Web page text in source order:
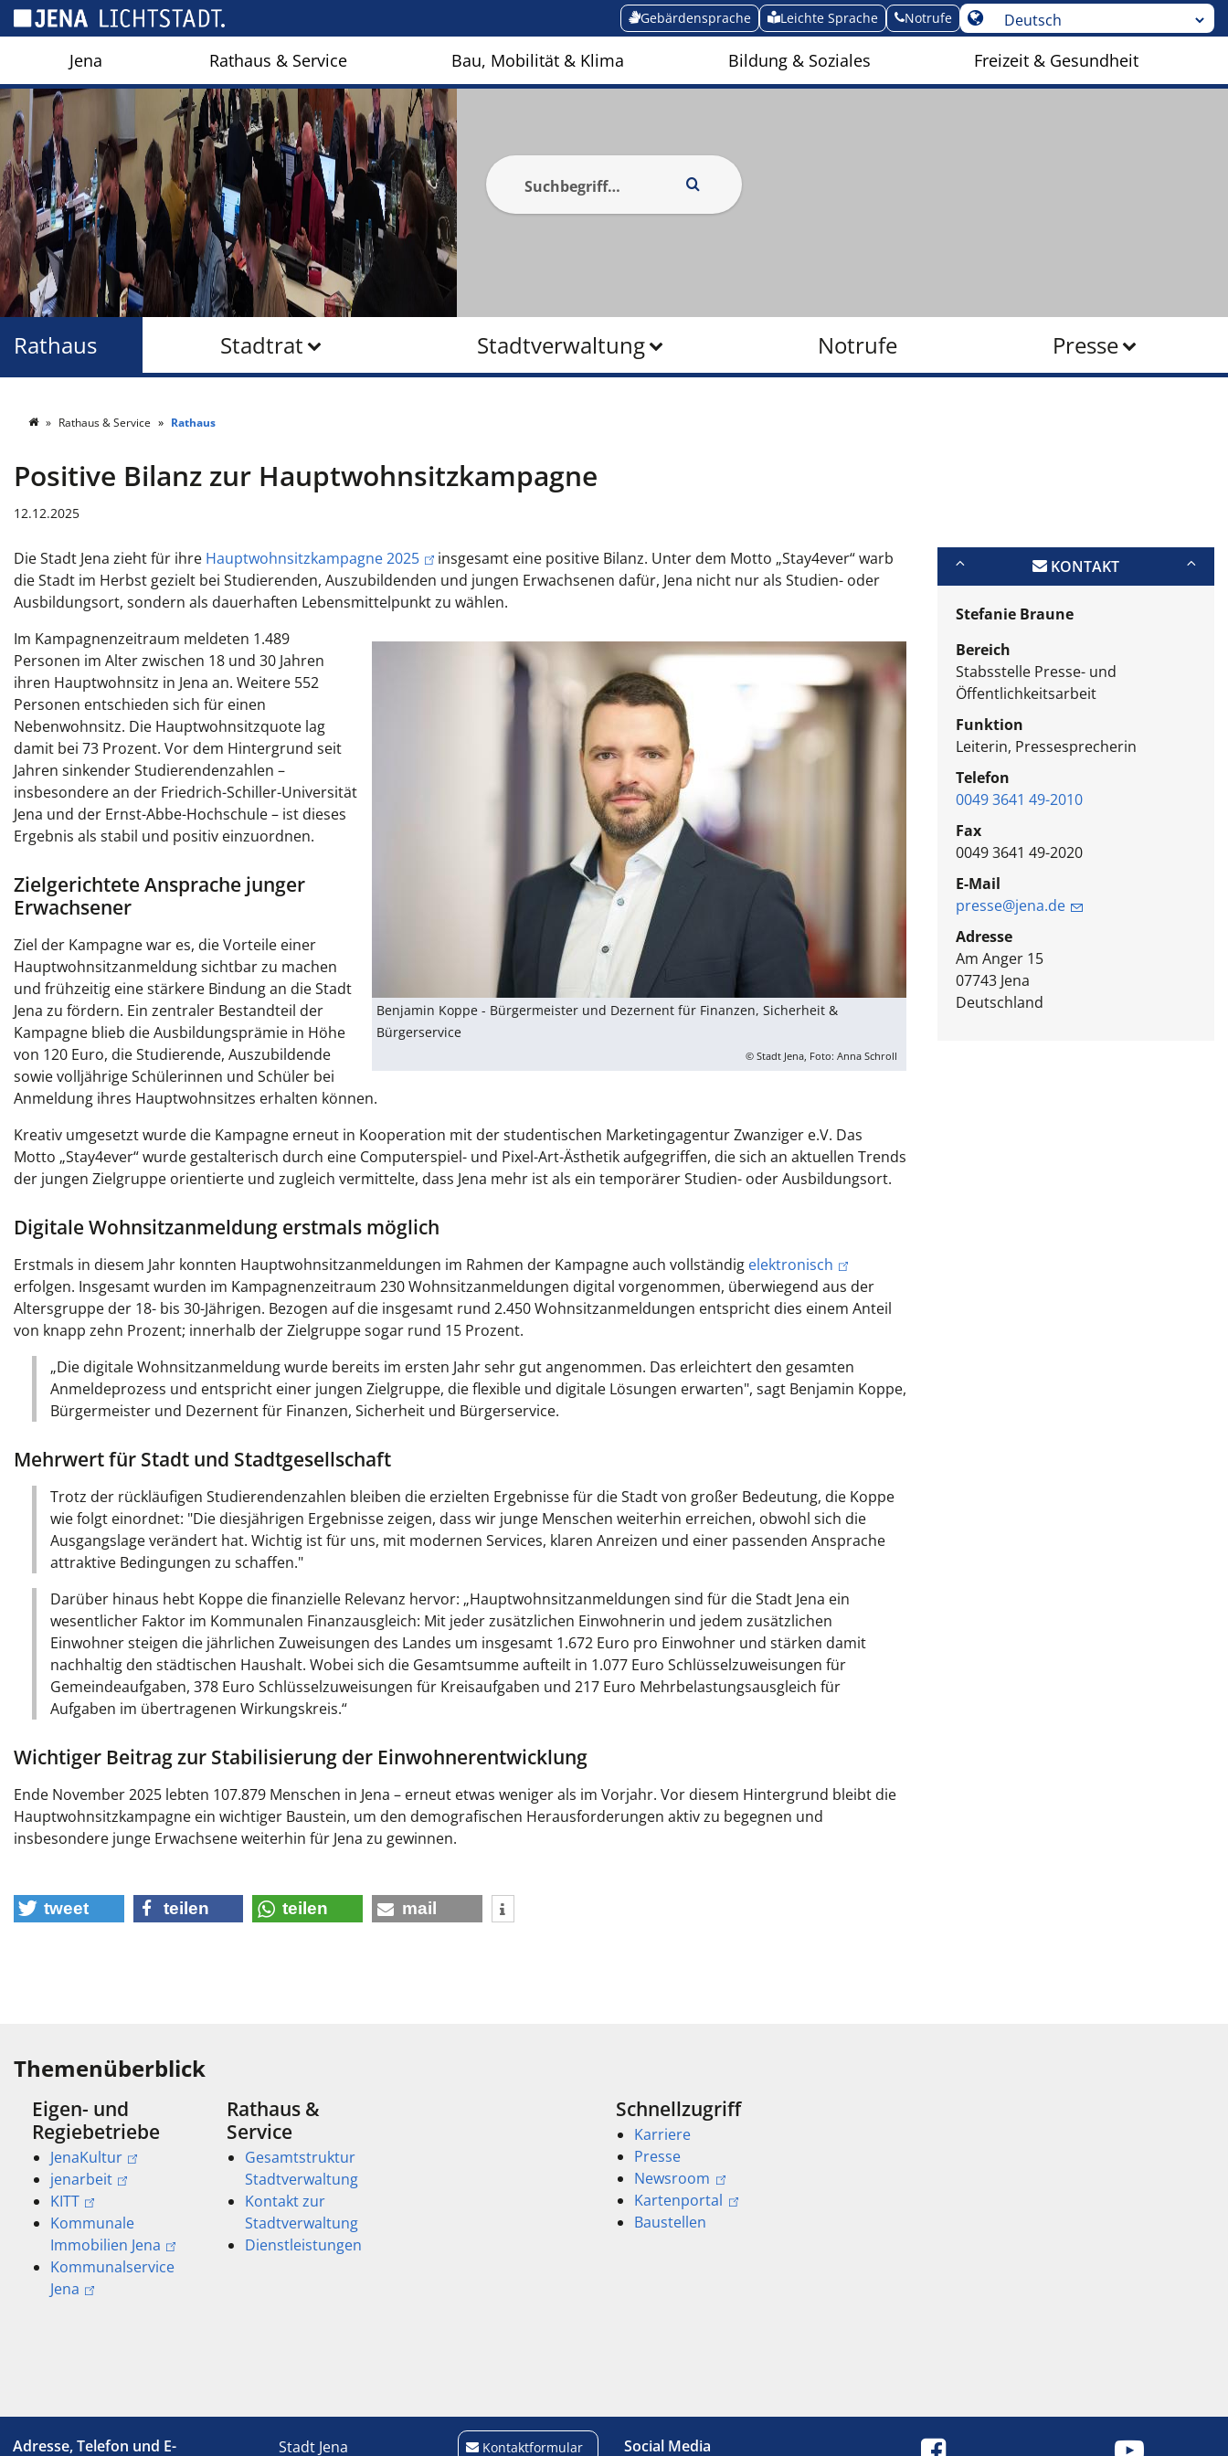
Gebärdensprache Leichte Sprache Notrufe
Jena Rathaus & Service Bau, Mobilität & Klima Bildung & Soziales Freizeit & Gesundheit
Stadtrat Stadtverwaltung Notrufe Presse
Rathaus
Rathaus & Service Rathaus
Positive Bilanz zur Hauptwohnsitzkampagne
12.12.2025
Die Stadt Jena zieht für ihre Hauptwohnsitzkampagne 2025
insgesamt eine positive Bilanz. Unter dem Motto „Stay4ever“ warb
die Stadt im Herbst gezielt bei Studierenden, Auszubildenden und jungen Erwachsenen dafür, Jena nicht nur als Studien- oder
Ausbildungsort, sondern als dauerhaften Lebensmittelpunkt zu wählen.
Benjamin Koppe - Bürgermeister und Dezernent für Finanzen, Sicherheit &
Bürgerservice
© Stadt Jena, Foto: Anna Schroll
Im Kampagnenzeitraum meldeten 1.489
Personen im Alter zwischen 18 und 30 Jahren
ihren Hauptwohnsitz in Jena an. Weitere 552
Personen entschieden sich für einen
Nebenwohnsitz. Die Hauptwohnsitzquote lag
damit bei 73 Prozent. Vor dem Hintergrund seit
Jahren sinkender Studierendenzahlen –
insbesondere an der Friedrich-Schiller-Universität
Jena und der Ernst-Abbe-Hochschule – ist dieses
Ergebnis als stabil und positiv einzuordnen.
Zielgerichtete Ansprache junger
Erwachsener
Ziel der Kampagne war es, die Vorteile einer
Hauptwohnsitzanmeldung sichtbar zu machen
und frühzeitig eine stärkere Bindung an die Stadt
Jena zu fördern. Ein zentraler Bestandteil der
Kampagne blieb die Ausbildungsprämie in Höhe
von 120 Euro, die Studierende, Auszubildende
sowie volljährige Schülerinnen und Schüler bei
Anmeldung ihres Hauptwohnsitzes erhalten können.
Kreativ umgesetzt wurde die Kampagne erneut in Kooperation mit der studentischen Marketingagentur Zwanziger e.V. Das
Motto „Stay4ever“ wurde gestalterisch durch eine Computerspiel- und Pixel-Art-Ästhetik aufgegriffen, die sich an aktuellen Trends
der jungen Zielgruppe orientierte und zugleich vermittelte, dass Jena mehr ist als ein temporärer Studien- oder Ausbildungsort.
Digitale Wohnsitzanmeldung erstmals möglich
Erstmals in diesem Jahr konnten Hauptwohnsitzanmeldungen im Rahmen der Kampagne auch vollständig elektronisch
erfolgen. Insgesamt wurden im Kampagnenzeitraum 230 Wohnsitzanmeldungen digital vorgenommen, überwiegend aus der
Altersgruppe der 18- bis 30-Jährigen. Bezogen auf die insgesamt rund 2.450 Wohnsitzanmeldungen entspricht dies einem Anteil
von knapp zehn Prozent; innerhalb der Zielgruppe sogar rund 15 Prozent.
„Die digitale Wohnsitzanmeldung wurde bereits im ersten Jahr sehr gut angenommen. Das erleichtert den gesamten
Anmeldeprozess und entspricht einer jungen Zielgruppe, die flexible und digitale Lösungen erwarten", sagt Benjamin Koppe,
Bürgermeister und Dezernent für Finanzen, Sicherheit und Bürgerservice.
Mehrwert für Stadt und Stadtgesellschaft
Trotz der rückläufigen Studierendenzahlen bleiben die erzielten Ergebnisse für die Stadt von großer Bedeutung, die Koppe
wie folgt einordnet: "Die diesjährigen Ergebnisse zeigen, dass wir junge Menschen weiterhin erreichen, obwohl sich die
Ausgangslage verändert hat. Wichtig ist für uns, mit modernen Services, klaren Anreizen und einer passenden Ansprache
attraktive Bedingungen zu schaffen."
Darüber hinaus hebt Koppe die finanzielle Relevanz hervor: „Hauptwohnsitzanmeldungen sind für die Stadt Jena ein
wesentlicher Faktor im Kommunalen Finanzausgleich: Mit jeder zusätzlichen Einwohnerin und jedem zusätzlichen
Einwohner steigen die jährlichen Zuweisungen des Landes um insgesamt 1.672 Euro pro Einwohner und stärken damit
nachhaltig den städtischen Haushalt. Wobei sich die Gesamtsumme aufteilt in 1.077 Euro Schlüsselzuweisungen für
Gemeindeaufgaben, 378 Euro Schlüsselzuweisungen für Kreisaufgaben und 217 Euro Mehrbelastungsausgleich für
Aufgaben im übertragenen Wirkungskreis.“
Wichtiger Beitrag zur Stabilisierung der Einwohnerentwicklung
Ende November 2025 lebten 107.879 Menschen in Jena – erneut etwas weniger als im Vorjahr. Vor diesem Hintergrund bleibt die
Hauptwohnsitzkampagne ein wichtiger Baustein, um den demografischen Herausforderungen aktiv zu begegnen und
insbesondere junge Erwachsene weiterhin für Jena zu gewinnen.
KONTAKT
Stefanie Braune
Bereich
Stabsstelle Presse- und
Öffentlichkeitsarbeit
Funktion
Leiterin, Pressesprecherin
Telefon
0049 3641 49-2010
Fax
0049 3641 49-2020
E-Mail
presse@jena.de
Adresse
Am Anger 15
07743 Jena
Deutschland
tweet teilen teilen mail
Themenüberblick
Eigen- und
Regiebetriebe
JenaKultur
jenarbeit
KITT
Kommunale
Immobilien Jena
Kommunalservice
Jena
Rathaus &
Service
Gesamtstruktur
Stadtverwaltung
Kontakt zur
Stadtverwaltung
Dienstleistungen
Schnellzugriff
Karriere
Presse
Newsroom
Kartenportal
Baustellen
Adresse, Telefon und E- Stadt Jena Kontaktformular Social Media
Cookie-Einstellungen